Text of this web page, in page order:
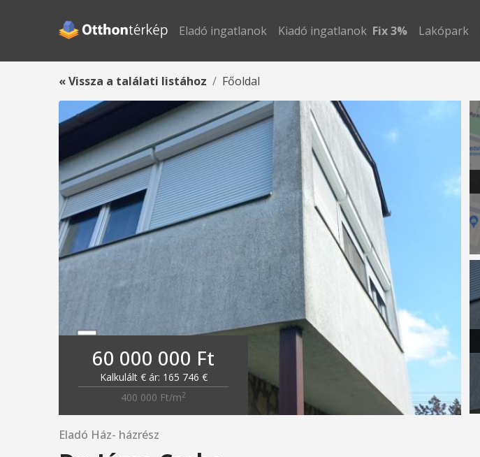
Eladó ingatlanok Kiadó ingatlanok Fix 3% Lakópark
« Vissza a találati listához Főoldal
60 000 000 Ft
Kalkulált € ár: 165 746 €
400 000 Ft/m2
Eladó Ház- házrész